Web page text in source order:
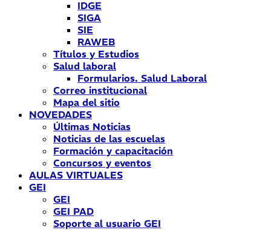
IDGE
SIGA
SIE
RAWEB
Títulos y Estudios
Salud laboral
Formularios. Salud Laboral
Correo institucional
Mapa del sitio
NOVEDADES
Últimas Noticias
Noticias de las escuelas
Formación y capacitación
Concursos y eventos
AULAS VIRTUALES
GEI
GEI
GEI PAD
Soporte al usuario GEI